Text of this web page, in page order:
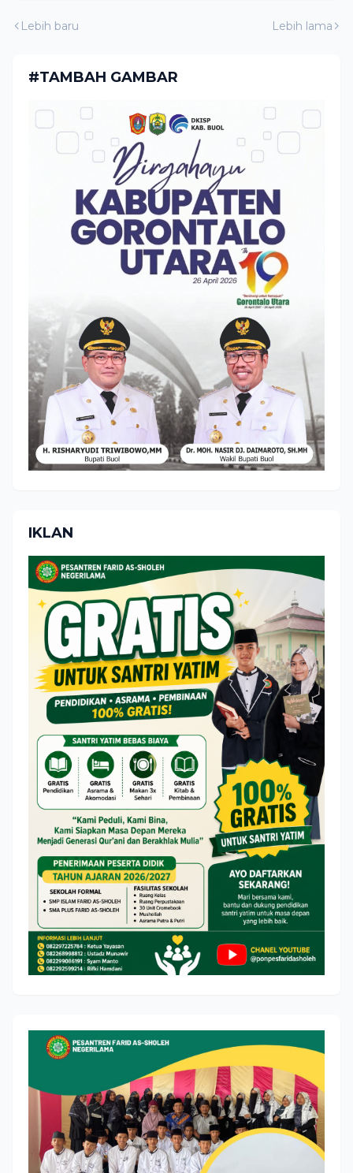
Lebih baru Lebih lama
#TAMBAH GAMBAR
IKLAN